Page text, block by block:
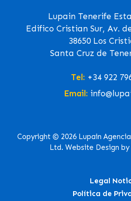
Lupain Tenerife
Edifico Cristian Sur, Av.
38650 Los
Santa Cruz de
Tel: +34 922
Email:
Copyright © 2026 Lupain
Ltd. Website Design
Legal
Política de